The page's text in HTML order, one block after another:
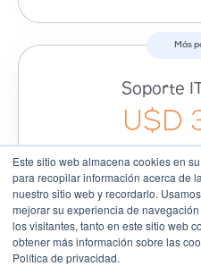
Este sitio web almacena cookies en
para recopilar información acerca de
nuestro sitio web y recordarlo.
mejorar su experiencia de
los visitantes, tanto en este sitio web
obtener más información sobre las
Política de privacidad.
Más
Soporte
U$D
Beneficio: soporte
infraestructura